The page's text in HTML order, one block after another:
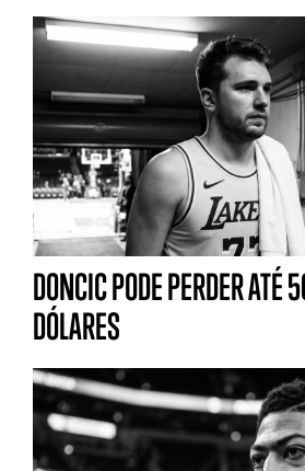
DONCIC PODE PERDER ATÉ
DÓLARES